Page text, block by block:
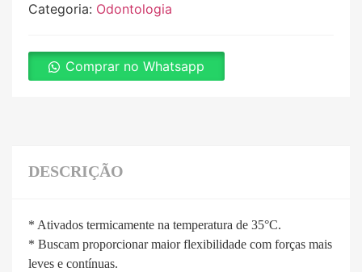
Categoria: Odontologia
Comprar no Whatsapp
DESCRIÇÃO
* Ativados termicamente na temperatura de 35°C.
* Buscam proporcionar maior flexibilidade com forças mais
leves e contínuas.